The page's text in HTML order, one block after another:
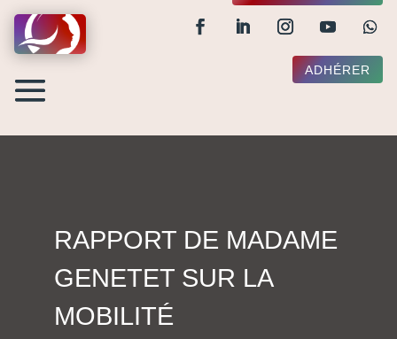
ADHÉRER
RAPPORT DE MADAME
GENETET SUR LA
MOBILITÉ